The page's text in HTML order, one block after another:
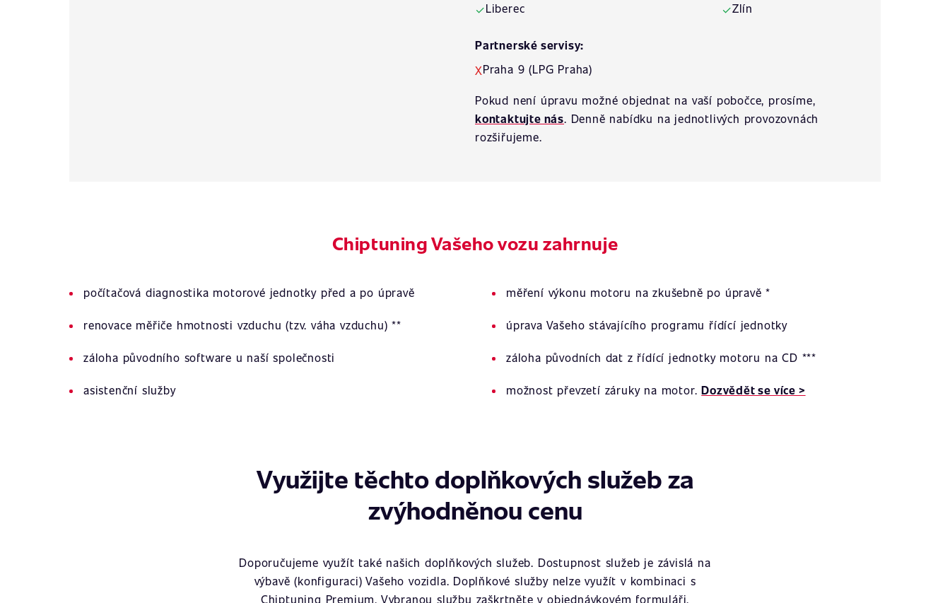
✓Liberec
✓Zlín
Partnerské servisy:
XPraha 9 (LPG Praha)
Pokud není úpravu možné objednat na vaší pobočce, prosíme,
kontaktujte nás. Denně nabídku na jednotlivých provozovnách
rozšiřujeme.
Chiptuning Vašeho vozu zahrnuje
počítačová diagnostika motorové jednotky před a po úpravě měření výkonu motoru na zkušebně po úpravě *
renovace měřiče hmotnosti vzduchu (tzv. váha vzduchu) ** úprava Vašeho stávajícího programu řídící jednotky
záloha původního software u naší společnosti záloha původních dat z řídící jednotky motoru na CD ***
asistenční služby možnost převzetí záruky na motor.Dozvědět se více >
Využijte těchto doplňkových služeb za
zvýhodněnou cenu
Doporučujeme využít také našich doplňkových služeb. Dostupnost služeb je závislá na
výbavě (konfiguraci) Vašeho vozidla. Doplňkové služby nelze využít v kombinaci s
Chiptuning Premium. Vybranou službu zaškrtněte v objednávkovém formuláři.